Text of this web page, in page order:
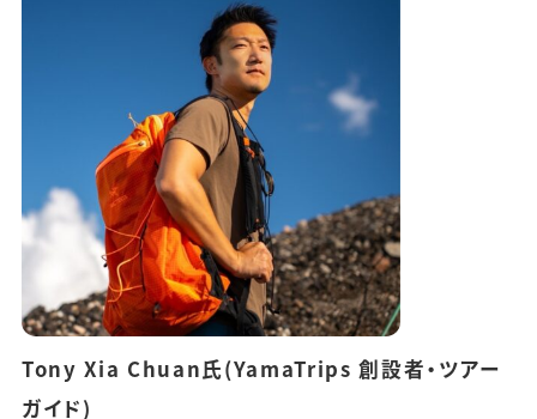
Tony Xia Chuan氏(YamaTrips 創設者・ツアー
ガイド)